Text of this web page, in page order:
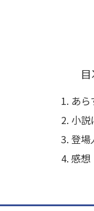
あら
小説
登場
感想